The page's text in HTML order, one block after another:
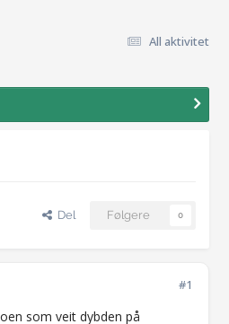
All aktivitet
Del Følgere 0
#1
som veit dybden på